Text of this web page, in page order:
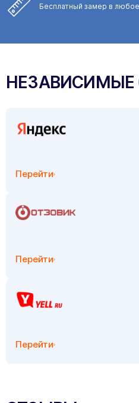
Бесплатный замер в
НЕЗАВИСИМЫЕ
Перейти
Перейти
Перейти